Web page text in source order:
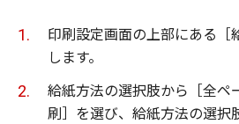
印刷設定画面の上部にある［
します。
給紙方法の選択肢から［全ペ
刷］を選び、給紙方法の選択